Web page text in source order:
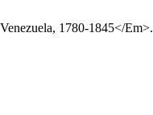
1780-1845</Em>.